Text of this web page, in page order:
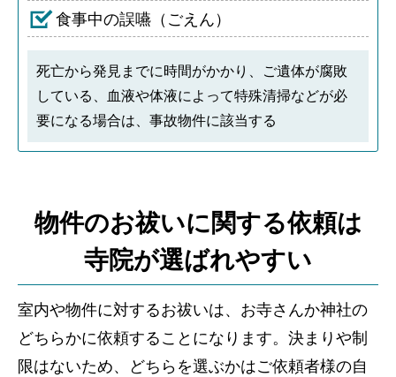
食事中の誤嚥（ごえん）
死亡から発見までに時間がかかり、ご遺体が腐敗
している、血液や体液によって特殊清掃などが必
要になる場合は、事故物件に該当する
物件のお祓いに関する依頼は
寺院が選ばれやすい
室内や物件に対するお祓いは、お寺さんか神社の
どちらかに依頼することになります。決まりや制
限はないため、どちらを選ぶかはご依頼者様の自